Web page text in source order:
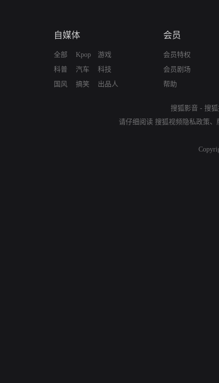
自媒体
全部
科普
国风
Kpop
汽车
搞笑
游戏
科技
出品人
会员
会员特权
会员剧场
帮助
搜狐影音 - 搜
请仔细阅读 搜狐视频隐私政策、